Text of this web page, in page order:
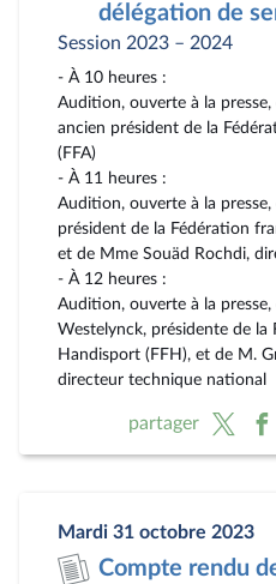
délégation de
Session 2023 – 2024
- À 10 heures :
Audition, ouverte à la
ancien président de la
(FFA)
- À 11 heures :
Audition, ouverte à la
président de la Fédération
et de Mme Souäd Rochdi,
- À 12 heures :
Audition, ouverte à la
Westelynck, présidente de la
Handisport (FFH), et de M.
directeur technique national
partager
Mardi 31 octobre 2023
Compte rendu